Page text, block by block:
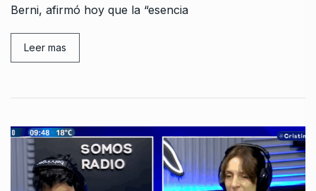
Berni, afirmó hoy que la “esencia
Leer mas